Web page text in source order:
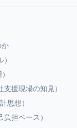
援現場の知見）
思想）
担ベース）